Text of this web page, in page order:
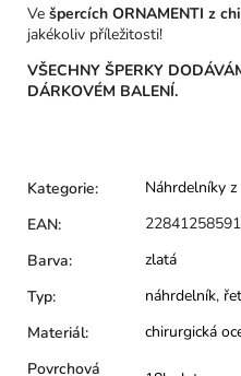
Ve špercích ORNAMENTI z
jakékoliv příležitosti!
VŠECHNY ŠPERKY
DÁRKOVÉM BALENÍ.
Kategorie:
Náhrdelníky
EAN:
Barva:
zlatá
Typ: náhrdelník,
Materiál:
chirurgická
Povrchová